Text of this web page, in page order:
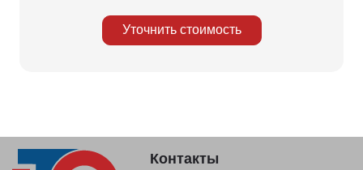
Уточнить стоимость
Контакты